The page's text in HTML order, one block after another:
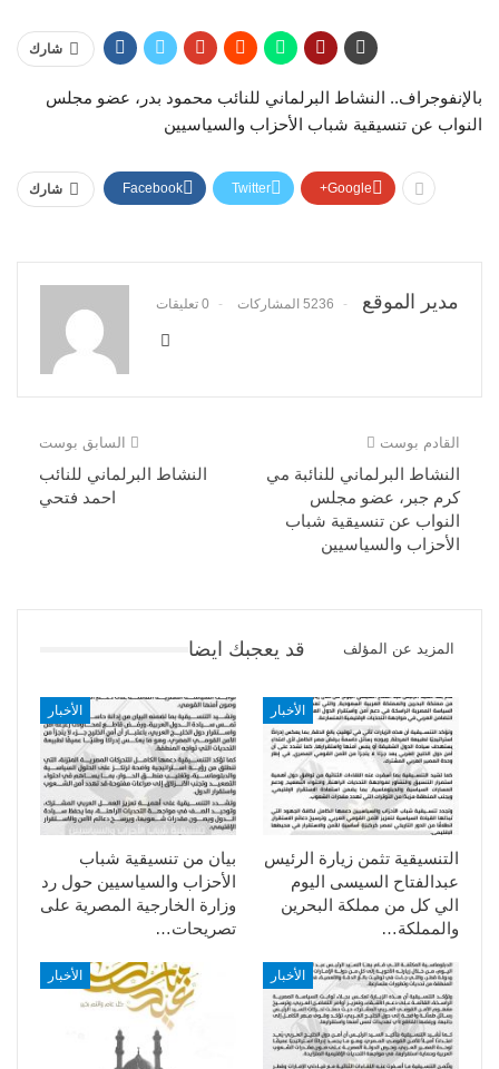
شارك
بالإنفوجراف.. النشاط البرلماني للنائب محمود بدر، عضو مجلس
النواب عن تنسيقية شباب الأحزاب والسياسيين
شارك Facebook Twitter Google+
مدير الموقع 5236 المشاركات 0 تعليقات
السابق بوست
النشاط البرلماني للنائب
احمد فتحي
القادم بوست
النشاط البرلماني للنائبة مي
كرم جبر، عضو مجلس
النواب عن تنسيقية شباب
الأحزاب والسياسيين
قد يعجبك ايضا المزيد عن المؤلف
الأخبار
بيان من تنسيقية شباب
الأحزاب والسياسيين حول رد
وزارة الخارجية المصرية على
تصريحات…
الأخبار
التنسيقية تثمن زيارة الرئيس
عبدالفتاح السيسى اليوم
الي كل من مملكة البحرين
والمملكة…
الأخبار الأخبار